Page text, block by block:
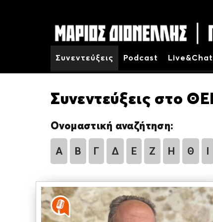
Συνεντεύξεις Podcast Live&Chat
Συνεντεύξεις στο
Ονομαστική αναζήτηση:
Α Β Γ Δ Ε Ζ Η Θ Ι